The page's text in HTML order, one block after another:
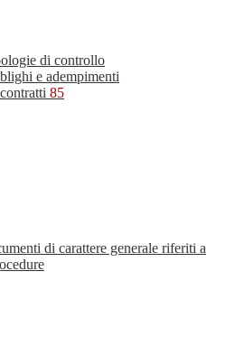
di controllo
e adempimenti
85
di carattere generale riferiti a